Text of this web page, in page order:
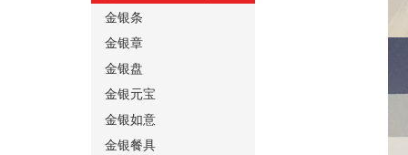
金银条
金银章
金银盘
金银元宝
金银如意
金银餐具